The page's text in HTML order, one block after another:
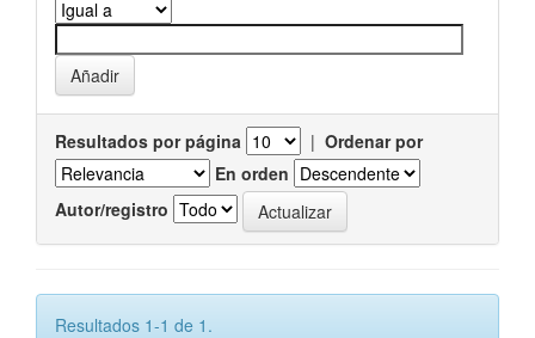
Resultados por página | Ordenar por
En orden
Autor/registro
Resultados 1-1 de 1.